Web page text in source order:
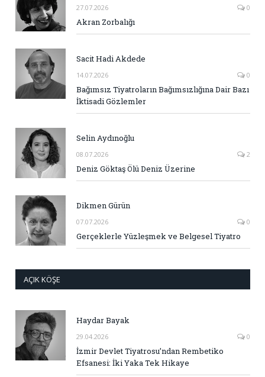
27.07.2026 0
Akran Zorbalığı
Sacit Hadi Akdede
14.07.2026 0
Bağımsız Tiyatroların Bağımsızlığına Dair Bazı
İktisadi Gözlemler
Selin Aydınoğlu
08.07.2026 2
Deniz Göktaş Ölü Deniz Üzerine
Dikmen Gürün
07.07.2026 0
Gerçeklerle Yüzleşmek ve Belgesel Tiyatro
AÇIK KÖŞE
Haydar Bayak
29.04.2026 0
İzmir Devlet Tiyatrosu’ndan Rembetiko
Efsanesi: İki Yaka Tek Hikaye